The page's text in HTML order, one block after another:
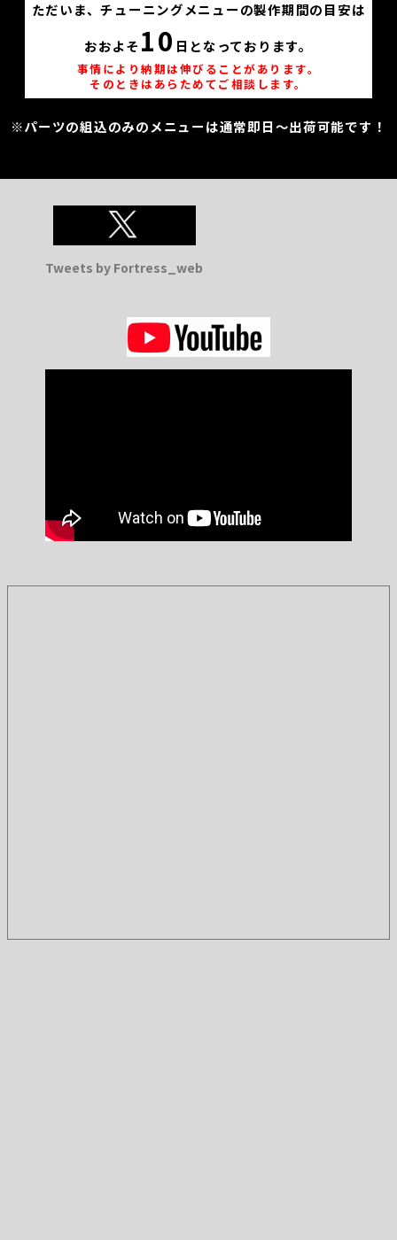
ただいま、チューニングメニューの製作期間の目安は
おおよそ 10 日となっております。
事情により納期は伸びることがあります。
そのときはあらためてご相談します。
※パーツの組込のみのメニューは通常即日～出荷可能です！
Tweets by Fortress_web